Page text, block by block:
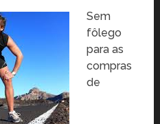
Sem
fôlego
para as
compras
de